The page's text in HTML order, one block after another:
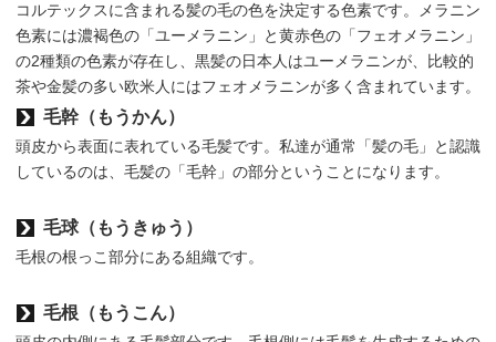
コルテックスに含まれる髪の毛の色を決定する色素です。メラニン
色素には濃褐色の「ユーメラニン」と黄赤色の「フェオメラニン」
の2種類の色素が存在し、黒髪の日本人はユーメラニンが、比較的
茶や金髪の多い欧米人にはフェオメラニンが多く含まれています。
毛幹（もうかん）
頭皮から表面に表れている毛髪です。私達が通常「髪の毛」と認識
しているのは、毛髪の「毛幹」の部分ということになります。
毛球（もうきゅう）
毛根の根っこ部分にある組織です。
毛根（もうこん）